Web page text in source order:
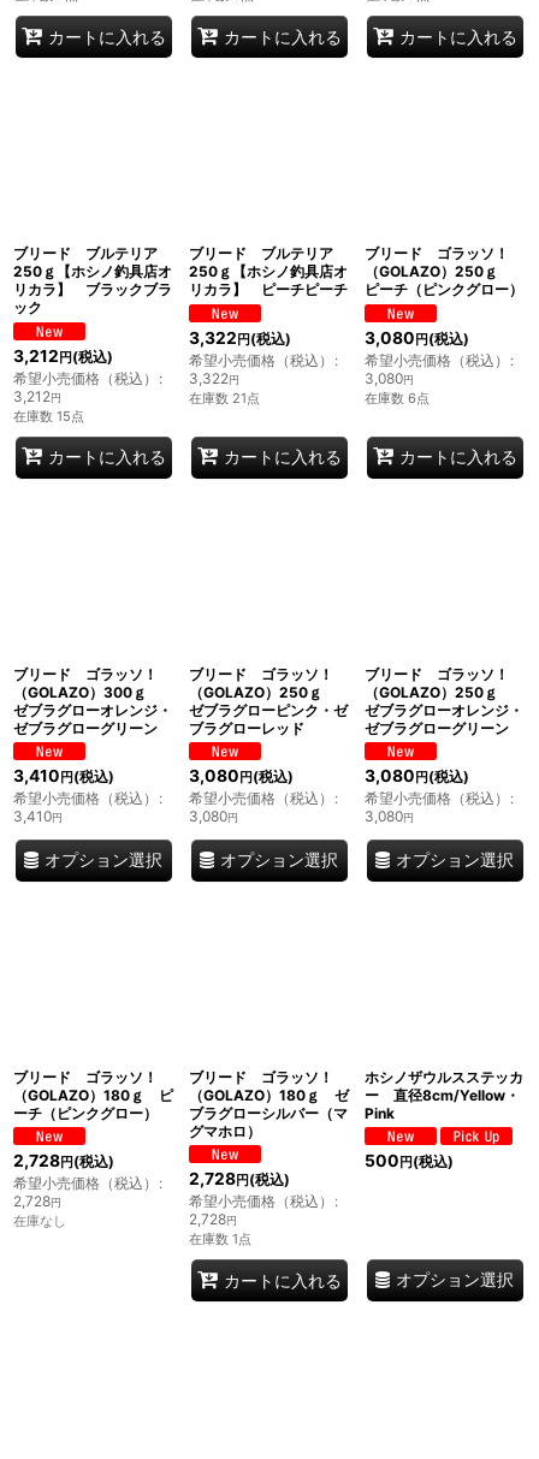
カートに入れる カートに入れる カートに入れる
ブリード ブルテリア
250ｇ【ホシノ釣具店オ
リカラ】 ブラックブラ
ック
3,212 円 (税込)
希望小売価格（税込） :
3,212円
在庫数 15点
カートに入れる
ブリード ブルテリア
250ｇ【ホシノ釣具店オ
リカラ】 ピーチピーチ
3,322 円(税込)
希望小売価格（税込） :
3,322円
在庫数 21点
カートに入れる
ブリード ゴラッソ！
（GOLAZO）250ｇ
ピーチ（ピンクグロー）
3,080 円(税込)
希望小売価格（税込） :
3,080円
在庫数 6点
カートに入れる
ブリード ゴラッソ！
（GOLAZO）300ｇ
ゼブラグローオレンジ・
ゼブラグローグリーン
3,410 円 (税込)
希望小売価格（税込） :
3,410円
オプション選択
ブリード ゴラッソ！
（GOLAZO）250ｇ
ゼブラグローピンク・ゼ
ブラグローレッド
3,080 円(税込)
希望小売価格（税込） :
3,080円
オプション選択
ブリード ゴラッソ！
（GOLAZO）250ｇ
ゼブラグローオレンジ・
ゼブラグローグリーン
3,080 円(税込)
希望小売価格（税込） :
3,080円
オプション選択
ブリード ゴラッソ！
（GOLAZO）180ｇ ピ
ーチ（ピンクグロー）
2,728円 (税込)
希望小売価格（税込） :
2,728円
在庫なし
ブリード ゴラッソ！
（GOLAZO）180ｇ ゼ
ブラグローシルバー（マ
グマホロ）
2,728円(税込)
希望小売価格（税込） :
2,728円
在庫数 1点
カートに入れる
ホシノザウルスステッカ
ー 直径8cm/Yellow・
Pink
500 円(税込)
オプション選択